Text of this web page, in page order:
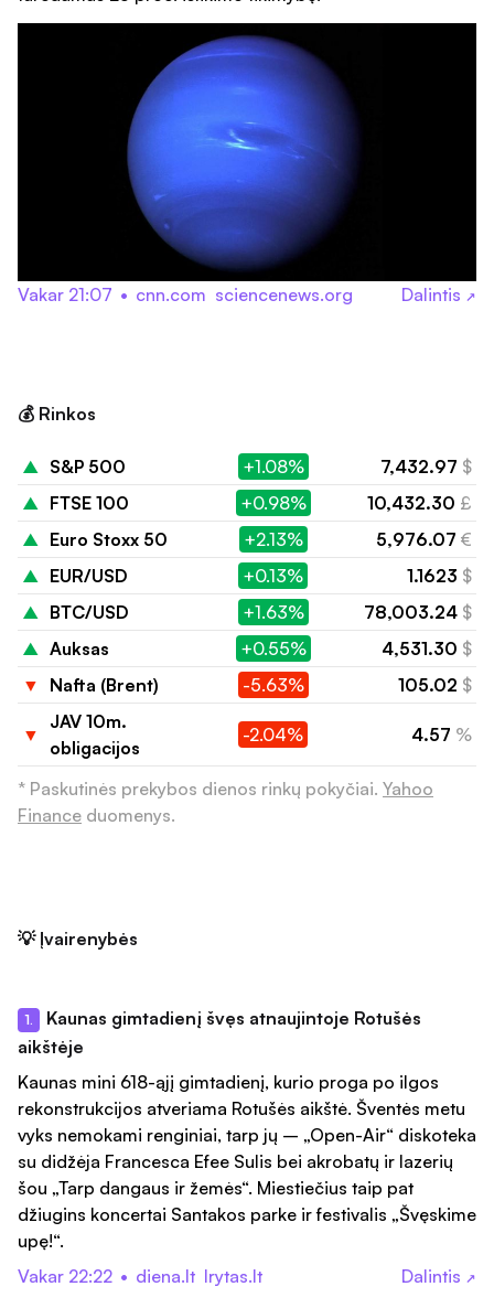
Vakar 21:07 • cnn.com sciencenews.org Dalintis ↗
💰 Rinkos
▲ S&P 500 +1.08% 7,432.97 $
▲ FTSE 100 +0.98% 10,432.30 £
▲ Euro Stoxx 50 +2.13% 5,976.07 €
▲ EUR/USD +0.13% 1.1623 $
▲ BTC/USD +1.63% 78,003.24 $
▲ Auksas +0.55% 4,531.30 $
▼
Nafta (Brent) -5.63% 105.02 $
▼
JAV 10m.
obligacijos
-2.04% 4.57 %
* Paskutinės prekybos dienos rinkų pokyčiai. Yahoo
Finance duomenys.
💡 Įvairenybės
1.
Kaunas gimtadienį švęs atnaujintoje Rotušės
aikštėje
Kaunas mini 618-ąjį gimtadienį, kurio proga po ilgos
rekonstrukcijos atveriama Rotušės aikštė. Šventės metu
vyks nemokami renginiai, tarp jų – „Open-Air“ diskoteka
su didžėja Francesca Efee Sulis bei akrobatų ir lazerių
šou „Tarp dangaus ir žemės“. Miestiečius taip pat
džiugins koncertai Santakos parke ir festivalis „Švęskime
upę!“.
Vakar 22:22 • diena.lt lrytas.lt Dalintis ↗